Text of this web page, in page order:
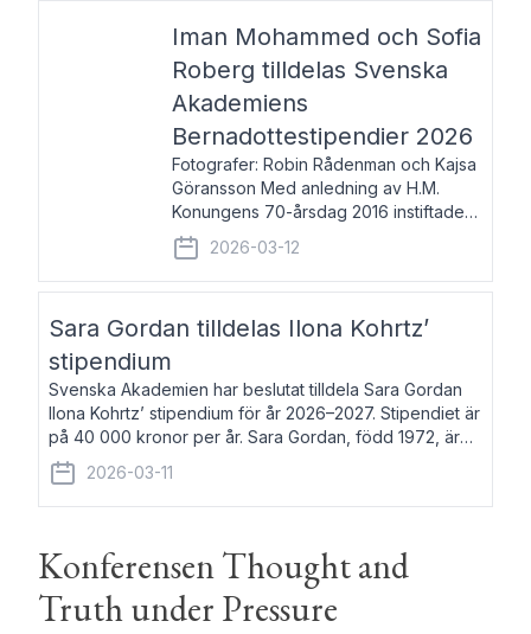
Iman Mohammed och Sofia
Roberg tilldelas Svenska
Akademiens
Bernadottestipendier 2026
Fotografer: Robin Rådenman och Kajsa
Göransson Med anledning av H.M.
Konungens 70-årsdag 2016 instiftade
fem av de kungliga akademierna det så
kallade Bernadotteprogrammet med
syfte att genom stipendier erbjuda stöd
2026-03-12
Sara Gordan tilldelas Ilona Kohrtz’
stipendium
Svenska Akademien har beslutat tilldela Sara Gordan
Ilona Kohrtz’ stipendium för år 2026–2027. Stipendiet är
på 40 000 kronor per år. Sara Gordan, född 1972, är
författare och översättare. Hon debuterade 2006 med
det prosalyriska verket En
2026-03-11
Konferensen Thought and
Truth under Pressure